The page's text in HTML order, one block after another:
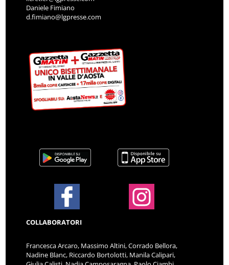
Daniele Fimiano
d.fimiano@lgpresse.com
COLLABORATORI
Francesca Arcaro, Massimo Altini, Corrado Bellora,
Nadine Blanc, Riccardo Bortolotti, Manila Calipari,